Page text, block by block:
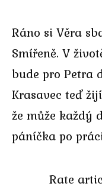
Ráno si Věra
Smířeně. V
bude pro Petra
Krasavec teď
že může každý
páníčka po
Rate